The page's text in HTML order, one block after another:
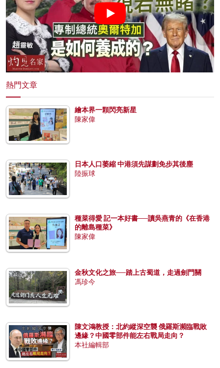
熱門文章
繪本界一顆閃亮新星
陳家偉
日本人口萎縮 中港須先謀劃免步其後塵
陸振球
種菜得愛 記一本好書──讀吳燕青的《在香港
的離島種菜》
陳家偉
金秋文化之旅──踏上古蜀道，走過劍門關
馮珍今
陳文鴻教授：北約縱深空襲 俄羅斯瀕臨戰敗
邊緣？中國零部件能左右戰局走向？
本社編輯部